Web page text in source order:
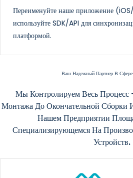
Переименуйте наше приложение
используйте SDK/API для
платформой.
Ваш Надежный Партнер В Сфере
Мы Контролируем Весь Процесс
Монтажа До Окончательной Сборки
Нашем Предприятии
Специализирующемся На
Устройств.